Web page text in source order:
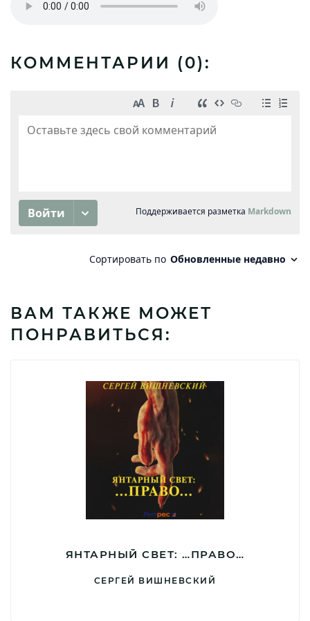
КОММЕНТАРИИ (0):
ВАМ ТАКЖЕ МОЖЕТ
ПОНРАВИТЬСЯ:
ЯНТАРНЫЙ СВЕТ: …ПРАВО…
СЕРГЕЙ ВИШНЕВСКИЙ